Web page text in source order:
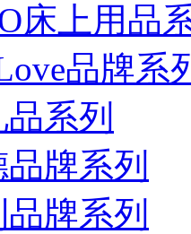
床上用品
品牌系
系列
牌系列
牌系列